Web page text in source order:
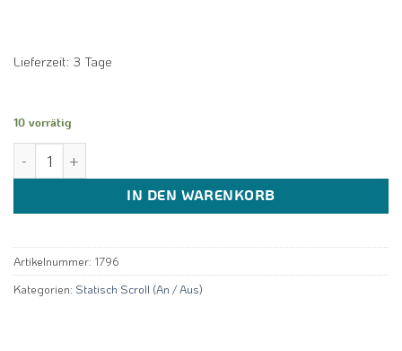
Lieferzeit: 3 Tage
10 vorrätig
IN DEN WARENKORB
Artikelnummer: 1796
Kategorien: Statisch Scroll (An / Aus)